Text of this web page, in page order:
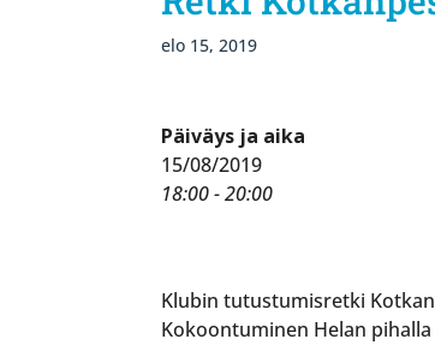
elo 15, 2019
Päiväys ja aika
15/08/2019
18:00 - 20:00
Klubin tutustumisretki
Kokoontuminen Helan